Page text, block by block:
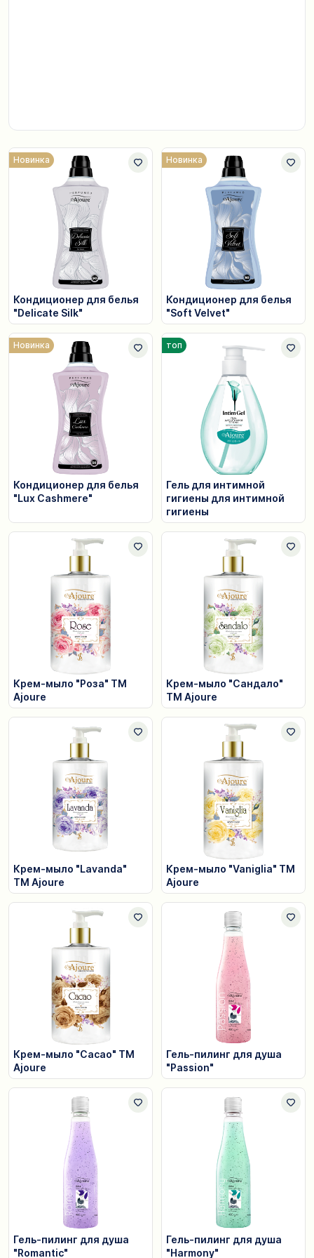
Новинка
Кондиционер для белья
"Delicate Silk"
Новинка
Кондиционер для белья
"Soft Velvet"
Новинка
Кондиционер для белья
"Lux Cashmere"
топ
Гель для интимной
гигиены для интимной
гигиены
Крем-мыло "Роза" ТМ
Ajoure
Крем-мыло "Сандало"
ТМ Ajoure
Крем-мыло "Lavanda"
ТМ Ajoure
Крем-мыло "Vaniglia" TM
Ajoure
Крем-мыло "Cacao" TM
Ajoure
Гель-пилинг для душа
"Passion"
Гель-пилинг для душа
"Romantic"
Гель-пилинг для душа
"Harmony"